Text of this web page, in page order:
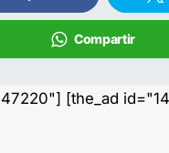
Compartir
[the_ad